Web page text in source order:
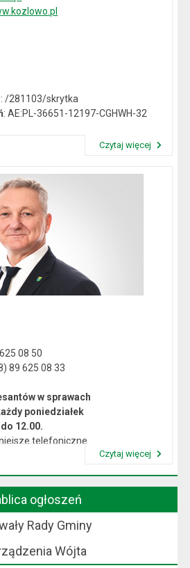
: /281103/skrytka
: AE:PL-36651-12197-CGHWH-32
Czytaj więcej
08 50
89 625 08 33
w sprawach
poniedziałek
12.00.
telefoniczne
Czytaj więcej
ogłoszeń
Rady Gminy
Wójta